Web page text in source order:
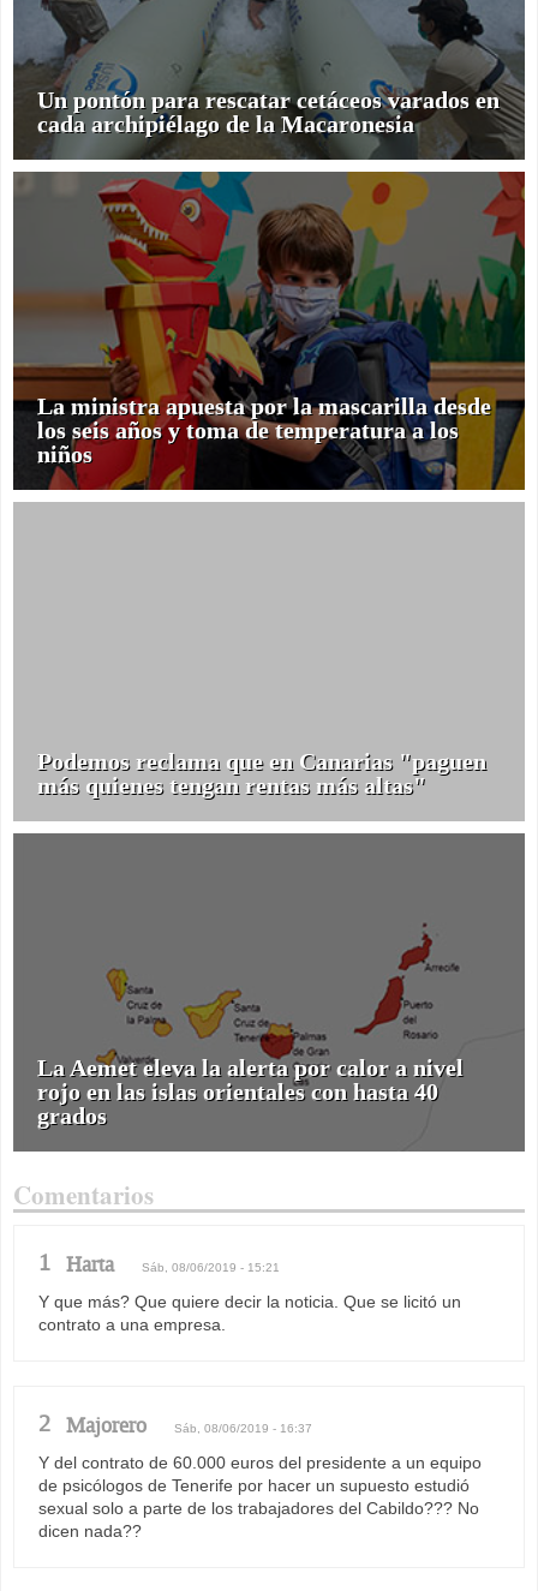
Un pontón para rescatar cetáceos varados en
cada archipiélago de la Macaronesia
La ministra apuesta por la mascarilla desde
los seis años y toma de temperatura a los
niños
Podemos reclama que en Canarias "paguen
más quienes tengan rentas más altas"
La Aemet eleva la alerta por calor a nivel
rojo en las islas orientales con hasta 40
grados
Comentarios
1 Harta Sáb, 08/06/2019 - 15:21
Y que más? Que quiere decir la noticia. Que se licitó un
contrato a una empresa.
2 Majorero Sáb, 08/06/2019 - 16:37
Y del contrato de 60.000 euros del presidente a un equipo
de psicólogos de Tenerife por hacer un supuesto estudió
sexual solo a parte de los trabajadores del Cabildo??? No
dicen nada??